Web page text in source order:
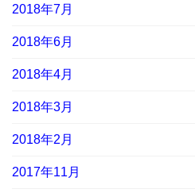
2018年7月
2018年6月
2018年4月
2018年3月
2018年2月
2017年11月